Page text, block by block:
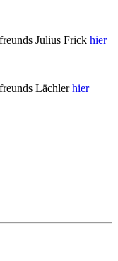
Julius Frick hier
Lächlerhier